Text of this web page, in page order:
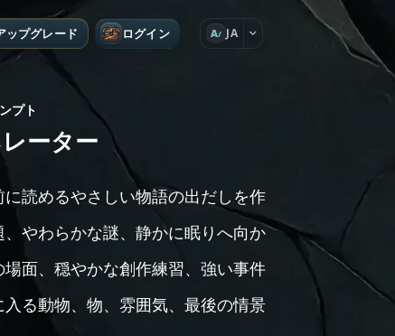
ップグレード ログイン A JA
プト
ーター
読めるやさしい物語の出だしを作
やわらかな謎、静かに眠りへ向か
面、穏やかな創作練習、強い事件
る動物、物、雰囲気、最後の情景